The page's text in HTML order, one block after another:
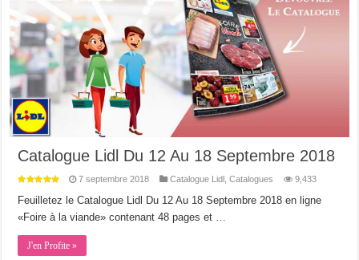
Catalogue Lidl Du 12 Au 18 Septembre 2018
7 septembre 2018 Catalogue Lidl ,Catalogues 9,433
Feuilletez le Catalogue Lidl Du 12 Au 18 Septembre 2018 en ligne
«Foire à la viande» contenant 48 pages et …
J'en Profite »